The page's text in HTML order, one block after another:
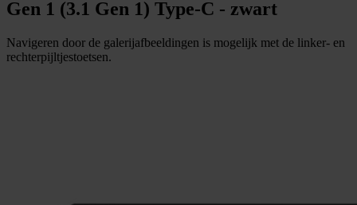
Gen 1 (3.1 Gen 1) Type-C - zwart
Navigeren door de galerijafbeeldingen is mogelijk met de linker- en
rechterpijltjestoetsen.